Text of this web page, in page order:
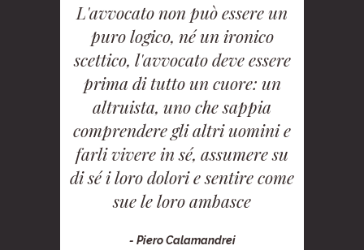
L'avvocato non può essere un
puro logico, né un ironico
scettico, l'avvocato deve essere
prima di tutto un cuore: un
altruista, uno che sappia
comprendere gli altri uomini e
farli vivere in sé, assumere su
di sé i loro dolori e sentire come
sue le loro ambasce
- Piero Calamandrei